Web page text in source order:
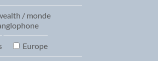
/ monde
Europe